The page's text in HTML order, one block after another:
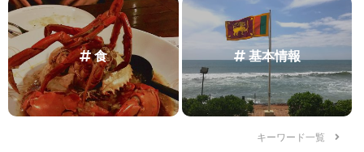
食 基本情報
キーワード一覧